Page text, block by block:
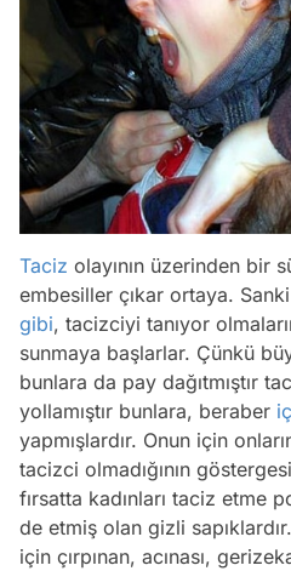
Taciz olayının üzerinden bir
embesiller çıkar ortaya.
gibi, tacizciyi tanıyor
sunmaya başlarlar. Çünkü
bunlara da pay dağıtmıştır
yollamıştır bunlara, beraber
yapmışlardır. Onun için
tacizci olmadığının
fırsatta kadınları taciz etme
de etmiş olan gizli
için çırpınan, acınası,